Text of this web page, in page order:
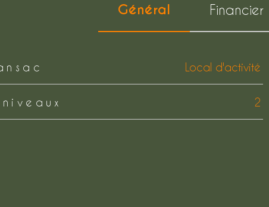
Général Financier
Local d'activité
2